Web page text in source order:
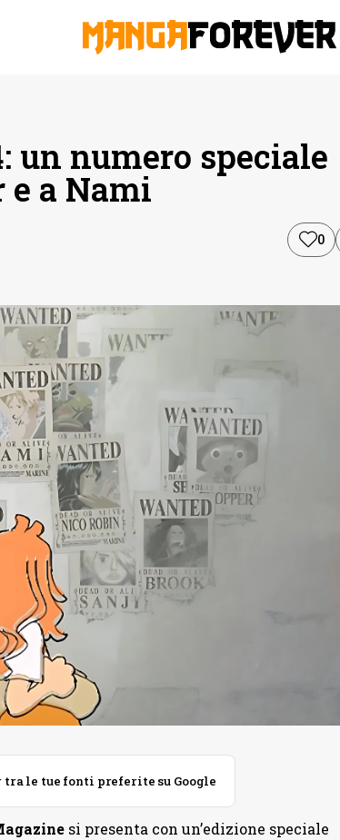
un numero speciale
e a Nami
0
le tue fonti preferite su Google
si presenta con un’edizione speciale